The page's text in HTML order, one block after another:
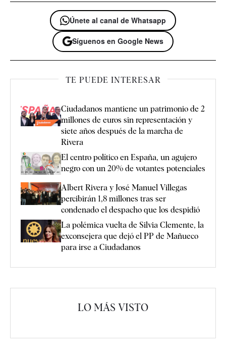
Únete al canal de Whatsapp
Síguenos en Google News
TE PUEDE INTERESAR
Ciudadanos mantiene un patrimonio de 2
millones de euros sin representación y
siete años después de la marcha de
Rivera
El centro político en España, un agujero
negro con un 20% de votantes potenciales
Albert Rivera y José Manuel Villegas
percibirán 1,8 millones tras ser
condenado el despacho que los despidió
La polémica vuelta de Silvia Clemente, la
exconsejera que dejó el PP de Mañueco
para irse a Ciudadanos
LO MÁS VISTO